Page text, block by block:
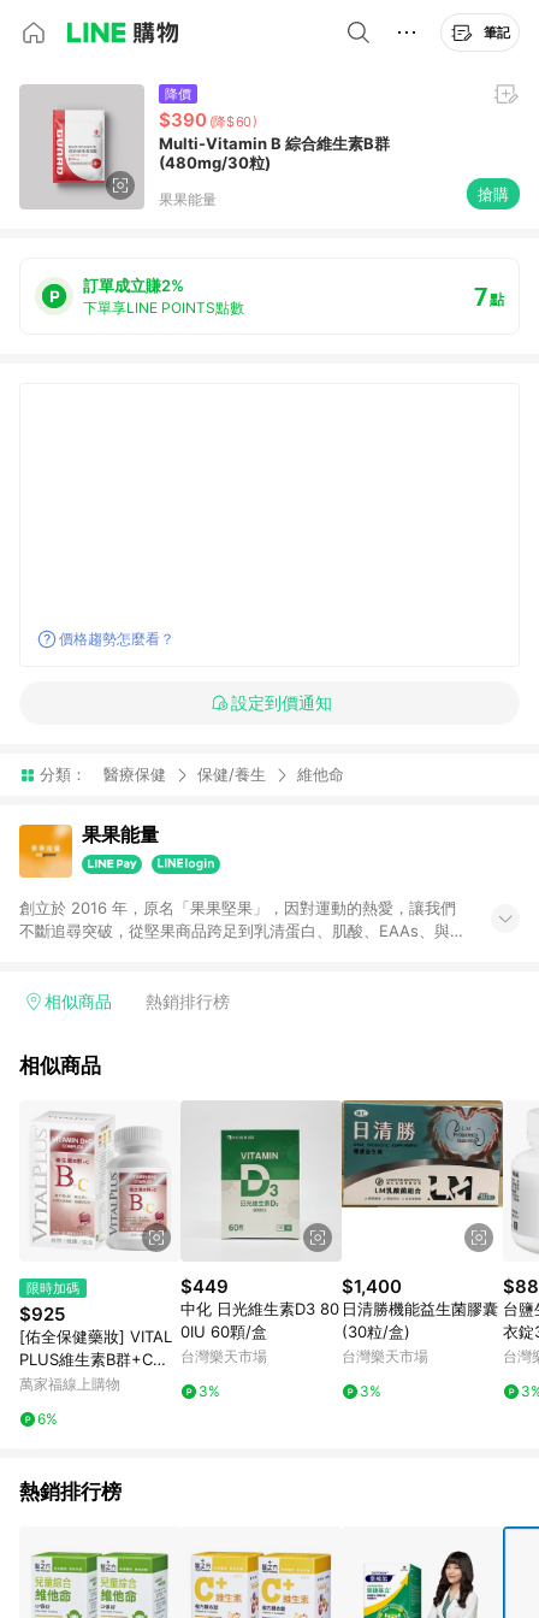
筆記
降價
$390 (降$60)
Multi-Vitamin B 綜合維生素B群
(480mg/30粒)
果果能量 搶購
訂單成立賺2%
下單享LINE POINTS點數 7點
價格趨勢怎麼看？
設定到價通知
分類： 醫療保健 保健/養生 維他命
果果能量
創立於 2016 年，原名「果果堅果」，因對運動的熱愛，讓我們
不斷追尋突破，從堅果商品跨足到乳清蛋白、肌酸、EAAs、與各
援，一步步實現目標，成為更好的自己！
相似商品 熱銷排行榜
相似商品
限時加碼
$925
[佑全保健藥妝] VITAL
PLUS維生素B群+C膜
衣錠60錠/瓶
萬家福線上購物
6%
$449
中化 日光維生素D3 80
0IU 60顆/盒
台灣樂天市場
3%
$1,400
日清勝機能益生菌膠囊
(30粒/盒)
台灣樂天市場
3%
$88
台鹽
衣錠
台灣
熱銷排行榜